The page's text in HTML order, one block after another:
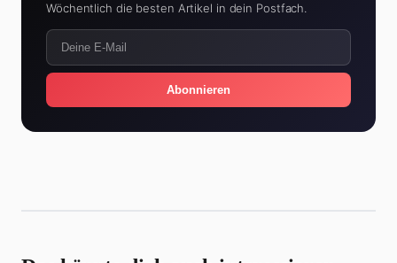
Wöchentlich die besten Artikel in dein Postfach.
Abonnieren